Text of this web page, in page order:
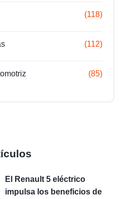
(118)
(112)
(85)
El Renault 5 eléctrico
impulsa los beneficios de